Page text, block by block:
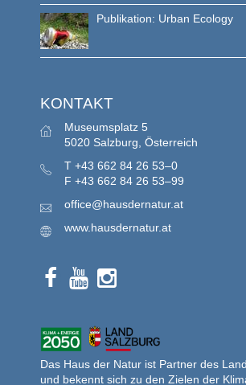
Publikation: Urban Ecology
KONTAKT
Museumsplatz 5
5020 Salzburg, Österreich
T +43 662 84 26 53–0
F +43 662 84 26 53–99
office@hausdernatur.at
www.hausdernatur.at
Das Haus der Natur ist Partner des
und bekennt sich zu den Zielen der